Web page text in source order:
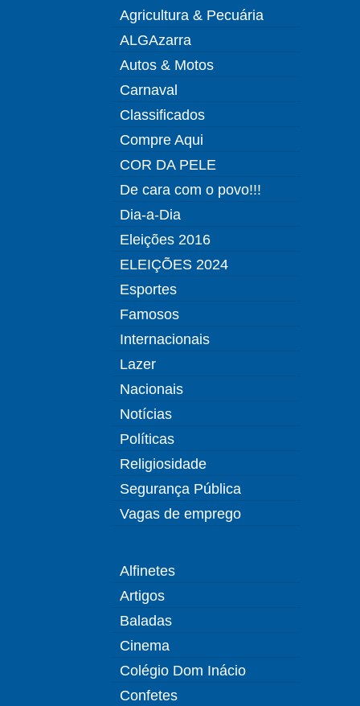
Agricultura & Pecuária
ALGAzarra
Autos & Motos
Carnaval
Classificados
Compre Aqui
COR DA PELE
De cara com o povo!!!
Dia-a-Dia
Eleições 2016
ELEIÇÕES 2024
Esportes
Famosos
Internacionais
Lazer
Nacionais
Notícias
Políticas
Religiosidade
Segurança Pública
Vagas de emprego
Alfinetes
Artigos
Baladas
Cinema
Colégio Dom Inácio
Confetes